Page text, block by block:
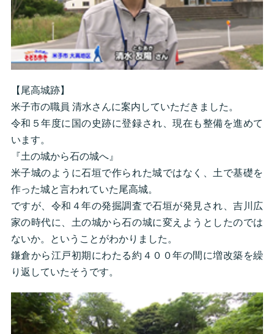
【尾高城跡】
米子市の職員 清水さんに案内していただきました。
令和５年度に国の史跡に登録され、現在も整備を進めて
います。
『土の城から石の城へ』
米子城のように石垣で作られた城ではなく、土で基礎を
作った城と言われていた尾高城。
ですが、令和４年の発掘調査で石垣が発見され、吉川広
家の時代に、土の城から石の城に変えようとしたのでは
ないか。ということがわかりました。
鎌倉から江戸初期にわたる約４００年の間に増改築を繰
り返していたそうです。